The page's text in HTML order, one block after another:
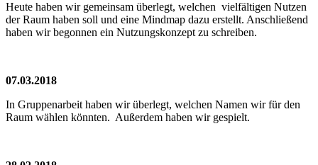
Heute haben wir gemeinsam überlegt, welchen vielfältigen Nutzen
der Raum haben soll und eine Mindmap dazu erstellt. Anschließend
haben wir begonnen ein Nutzungskonzept zu schreiben.
07.03.2018
In Gruppenarbeit haben wir überlegt, welchen Namen wir für den
Raum wählen könnten. Außerdem haben wir gespielt.